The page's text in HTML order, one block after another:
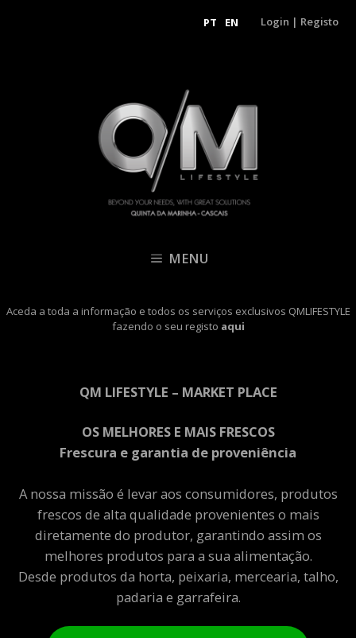
PT EN Login | Registo
MENU
Aceda a toda a informação e todos os serviços exclusivos QMLIFESTYLE
fazendo o seu registo aqui
QM LIFESTYLE – MARKET PLACE
OS MELHORES E MAIS FRESCOS
Frescura e garantia de proveniência
A nossa missão é levar aos consumidores, produtos
frescos de alta qualidade provenientes o mais
diretamente do produtor, garantindo assim os
melhores produtos para a sua alimentação.
Desde produtos da horta, peixaria, mercearia, talho,
padaria e garrafeira.